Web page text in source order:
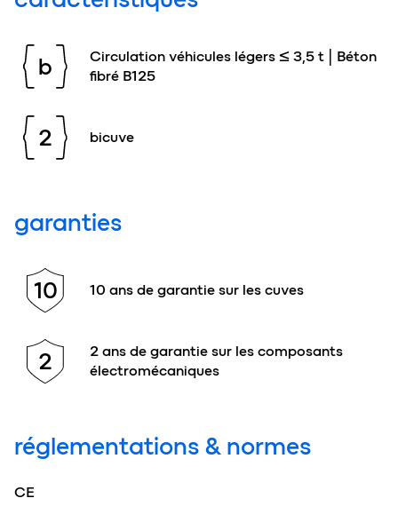
b
Circulation véhicules légers ≤ 3,5 t | Béton
fibré B125
2 bicuve
garanties
10 10 ans de garantie sur les cuves
2
2 ans de garantie sur les composants
électromécaniques
réglementations & normes
CE